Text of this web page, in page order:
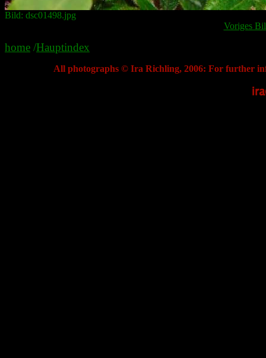
Bild: dsc01498.jpg
Voriges
home /Hauptindex
All photographs © Ira Richling, 2006: For further